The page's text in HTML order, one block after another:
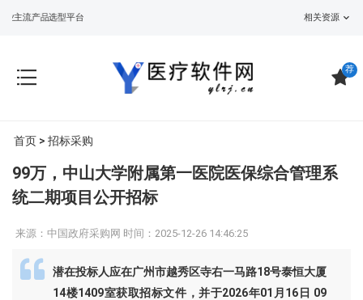
流产品选型平台 相关资源
荐
首页 > 招标采购
99万，中山大学附属第一医院医保综合管理系
统二期项目公开招标
来源：中国政府采购网 时间：2025-12-26 14:46:25
潜在投标人应在广州市越秀区寺右一马路18号泰恒大厦
14楼1409室获取招标文件，并于2026年01月16日 09